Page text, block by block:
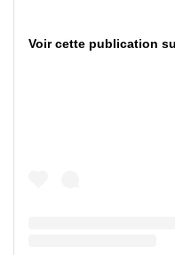
Voir cette publication